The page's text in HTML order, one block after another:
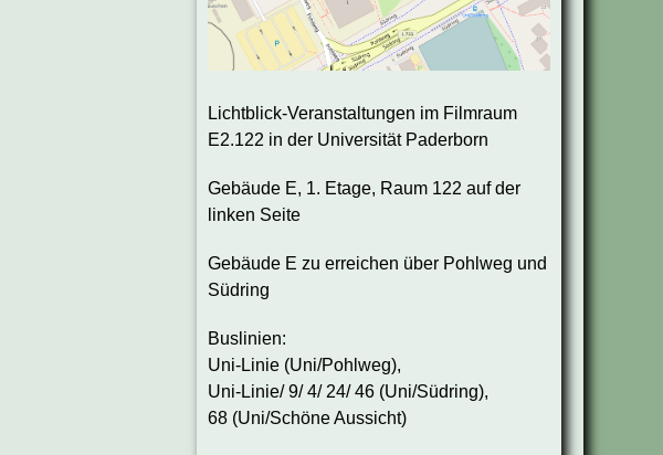
Lichtblick-Veranstaltungen im Filmraum
E2.122 in der Universität Paderborn
Gebäude E, 1. Etage, Raum 122 auf der
linken Seite
Gebäude E zu erreichen über Pohlweg und
Südring
Buslinien:
Uni-Linie (Uni/Pohlweg),
Uni-Linie/ 9/ 4/ 24/ 46 (Uni/Südring),
68 (Uni/Schöne Aussicht)